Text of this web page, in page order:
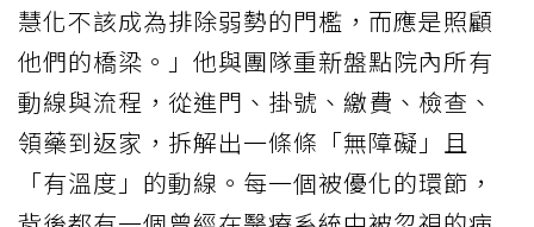
慧化不該成為排除弱勢的門檻，而應是照顧
他們的橋梁。」他與團隊重新盤點院內所有
動線與流程，從進門、掛號、繳費、檢查、
領藥到返家，拆解出一條條「無障礙」且
「有溫度」的動線。每一個被優化的環節，